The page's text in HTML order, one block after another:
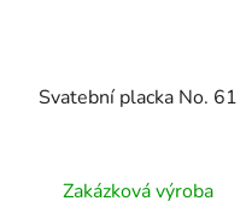
Svatební placka No. 61
Zakázková výroba